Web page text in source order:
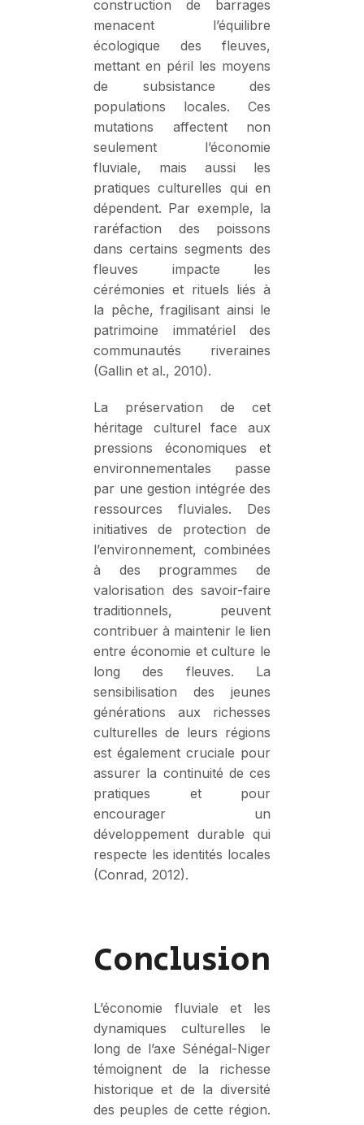
construction de barrages
menacent l’équilibre
écologique des fleuves,
mettant en péril les moyens
de subsistance des
populations locales. Ces
mutations affectent non
seulement l’économie
fluviale, mais aussi les
pratiques culturelles qui en
dépendent. Par exemple, la
raréfaction des poissons
dans certains segments des
fleuves impacte les
cérémonies et rituels liés à
la pêche, fragilisant ainsi le
patrimoine immatériel des
communautés riveraines
(Gallin et al., 2010).
La préservation de cet
héritage culturel face aux
pressions économiques et
environnementales passe
par une gestion intégrée des
ressources fluviales. Des
initiatives de protection de
l’environnement, combinées
à des programmes de
valorisation des savoir-faire
traditionnels, peuvent
contribuer à maintenir le lien
entre économie et culture le
long des fleuves. La
sensibilisation des jeunes
générations aux richesses
culturelles de leurs régions
est également cruciale pour
assurer la continuité de ces
pratiques et pour
encourager un
développement durable qui
respecte les identités locales
(Conrad, 2012).
Conclusion
L’économie fluviale et les
dynamiques culturelles le
long de l’axe Sénégal-Niger
témoignent de la richesse
historique et de la diversité
des peuples de cette région.